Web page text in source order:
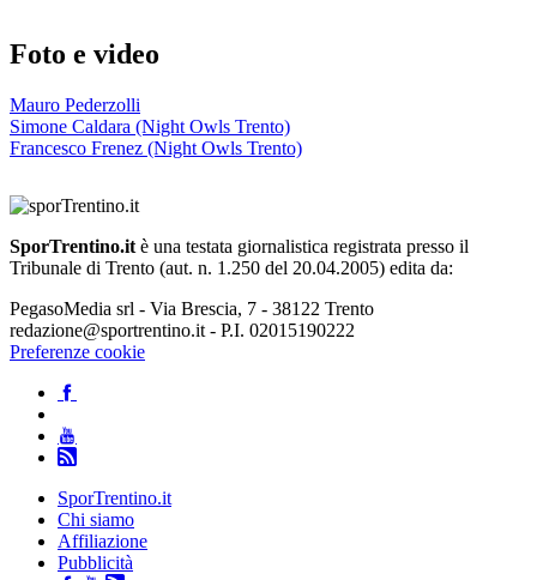
Foto e video
Mauro Pederzolli
Simone Caldara (Night Owls Trento)
Francesco Frenez (Night Owls Trento)
SporTrentino.it è una testata giornalistica registrata presso il
Tribunale di Trento (aut. n. 1.250 del 20.04.2005) edita da:
PegasoMedia srl - Via Brescia, 7 - 38122 Trento
redazione@sportrentino.it - P.I. 02015190222
Preferenze cookie
SporTrentino.it
Chi siamo
Affiliazione
Pubblicità